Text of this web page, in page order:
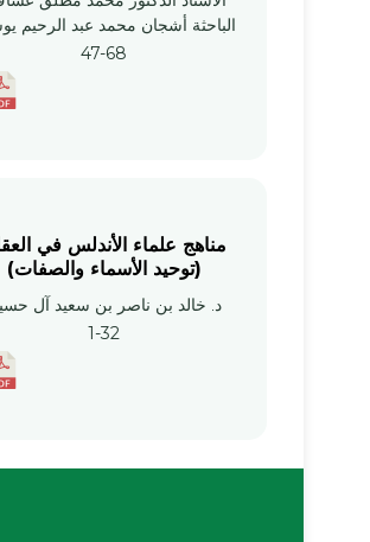
الباحثة أشجان محمد عبد الرحيم
47-68
مناهج علماء الأندلس في
(توحيد الأسماء والصفات)
د. خالد بن ناصر بن سعيد آل
1-32